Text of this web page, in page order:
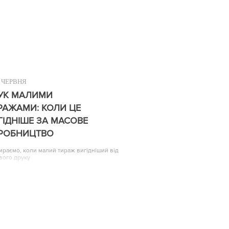
ЧЕРВНЯ
МАЛИМИ
КОЛИ ЦЕ
ЗА МАСОВЕ
коли малий тираж вигідніший від
друку